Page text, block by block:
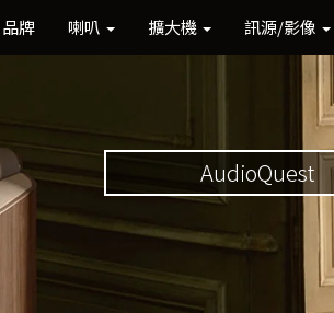
品牌 喇叭 擴大機 訊源/影像
AudioQuest